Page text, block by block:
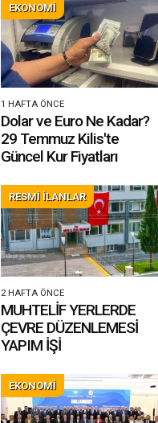
EKONOMİ
1 HAFTA ÖNCE
Dolar ve Euro Ne Kadar?
29 Temmuz Kilis'te
Güncel Kur Fiyatları
RESMİ İLANLAR
2 HAFTA ÖNCE
MUHTELİF YERLERDE
ÇEVRE DÜZENLEMESİ
YAPIM İŞİ
EKONOMİ